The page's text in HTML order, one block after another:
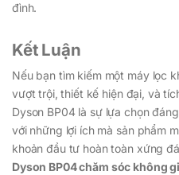
đình.
Kết Luận
Nếu bạn tìm kiếm một máy lọc
vượt trội, thiết kế hiện đại, và
Dyson BP04 là sự lựa chọn
với những lợi ích mà sản phẩm
khoản đầu tư hoàn toàn xứng
Dyson BP04 chăm sóc không